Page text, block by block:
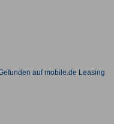
auf mobile.de Leasing